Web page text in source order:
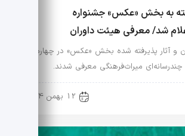
به بخش «عکس» جشنواره
شد/ معرفی هیئت داوران
و آثار پذیرفته شده بخش «عکس» در چهارمین
چندرسانه‌ای میراث‌فرهنگی معرفی شدند.
12 بهمن 1404